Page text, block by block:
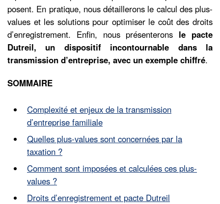
posent. En pratique, nous détaillerons le calcul des plus-
values et les solutions pour optimiser le coût des droits
d’enregistrement. Enfin, nous présenterons le pacte
Dutreil, un dispositif incontournable dans la
transmission d’entreprise, avec un exemple chiffré.
SOMMAIRE
Complexité et enjeux de la transmission
d’entreprise familiale
Quelles plus-values sont concernées par la
taxation ?
Comment sont imposées et calculées ces plus-
values ?
Droits d’enregistrement et pacte Dutreil